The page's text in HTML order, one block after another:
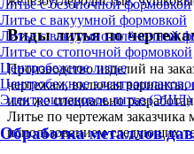
Литье с безопочной формовкой
Литье с вакуумной формовкой
Литье с вакуумно-плёночной
Литье со стопочной формовкой
Центробежное литье
Центробежное
Электрошлаковое литье (ЭШЛ)
Обработка металлов
Виды литья по
Производство изделий на
чертежам, включая варианты,
или же специально
Литье по чертежам заказчика
использованием следующих